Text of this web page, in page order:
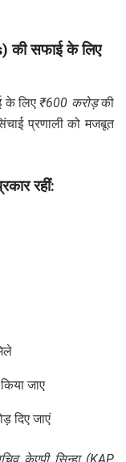
की सफाई के लिए
के लिए₹600 करोड़की
प्रणाली को मजबूत
रहीं:
जाए
दिए जाएं